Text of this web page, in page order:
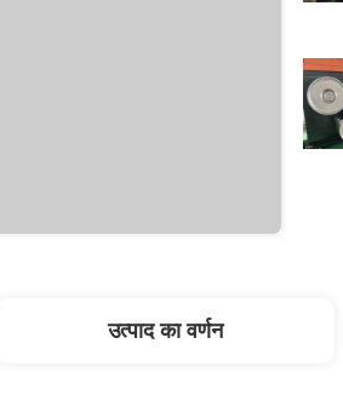
उत्पाद का वर्णन